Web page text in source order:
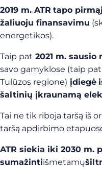
2019 m. ATR tapo
žaliuoju finansavimu
energetikos).
Taip pat 2021 m. sausio
savo gamyklose (taip
Tulūzos regione) įdiegė
šaltinių įkraunamą
Tai ne tik riboja taršą iš
taršą apdirbimo
ATR siekia iki 2030 m.
sumažintiišmetamų